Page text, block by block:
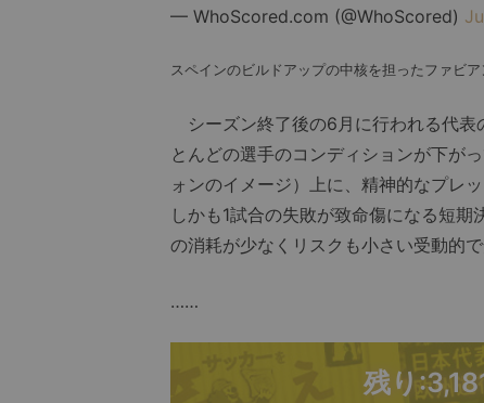
— WhoScored.com (@WhoScored)
スペインのビルドアップの中核を担ったファビア
シーズン終了後の6月に行われる代表
とんどの選手のコンディションが下が
ォンのイメージ）上に、精神的なプレ
しかも1試合の失敗が致命傷になる短
の消耗が少なくリスクも小さい受動的
……
残り